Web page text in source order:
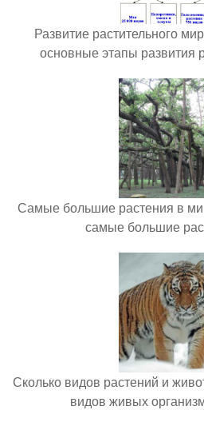
Развитие растительного
основные этапы развития
Самые большие растения в
самые большие
Сколько видов растений и
видов живых